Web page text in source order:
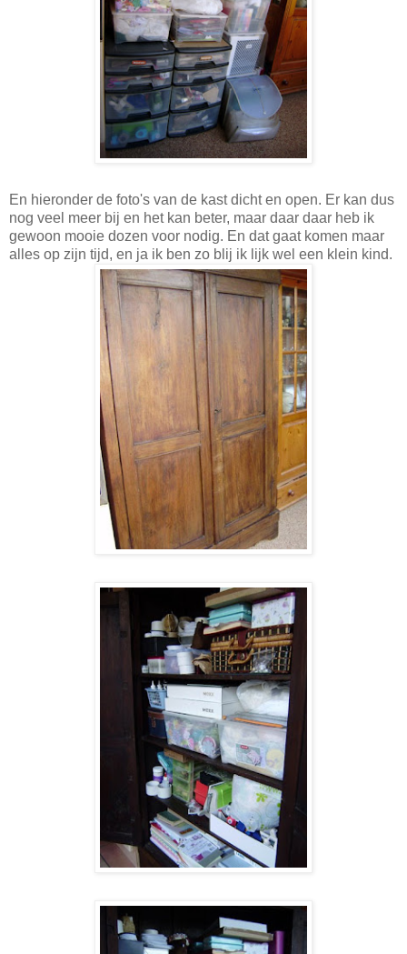
En hieronder de foto's van de kast dicht en open. Er kan dus
nog veel meer bij en het kan beter, maar daar daar heb ik
gewoon mooie dozen voor nodig. En dat gaat komen maar
alles op zijn tijd, en ja ik ben zo blij ik lijk wel een klein kind.